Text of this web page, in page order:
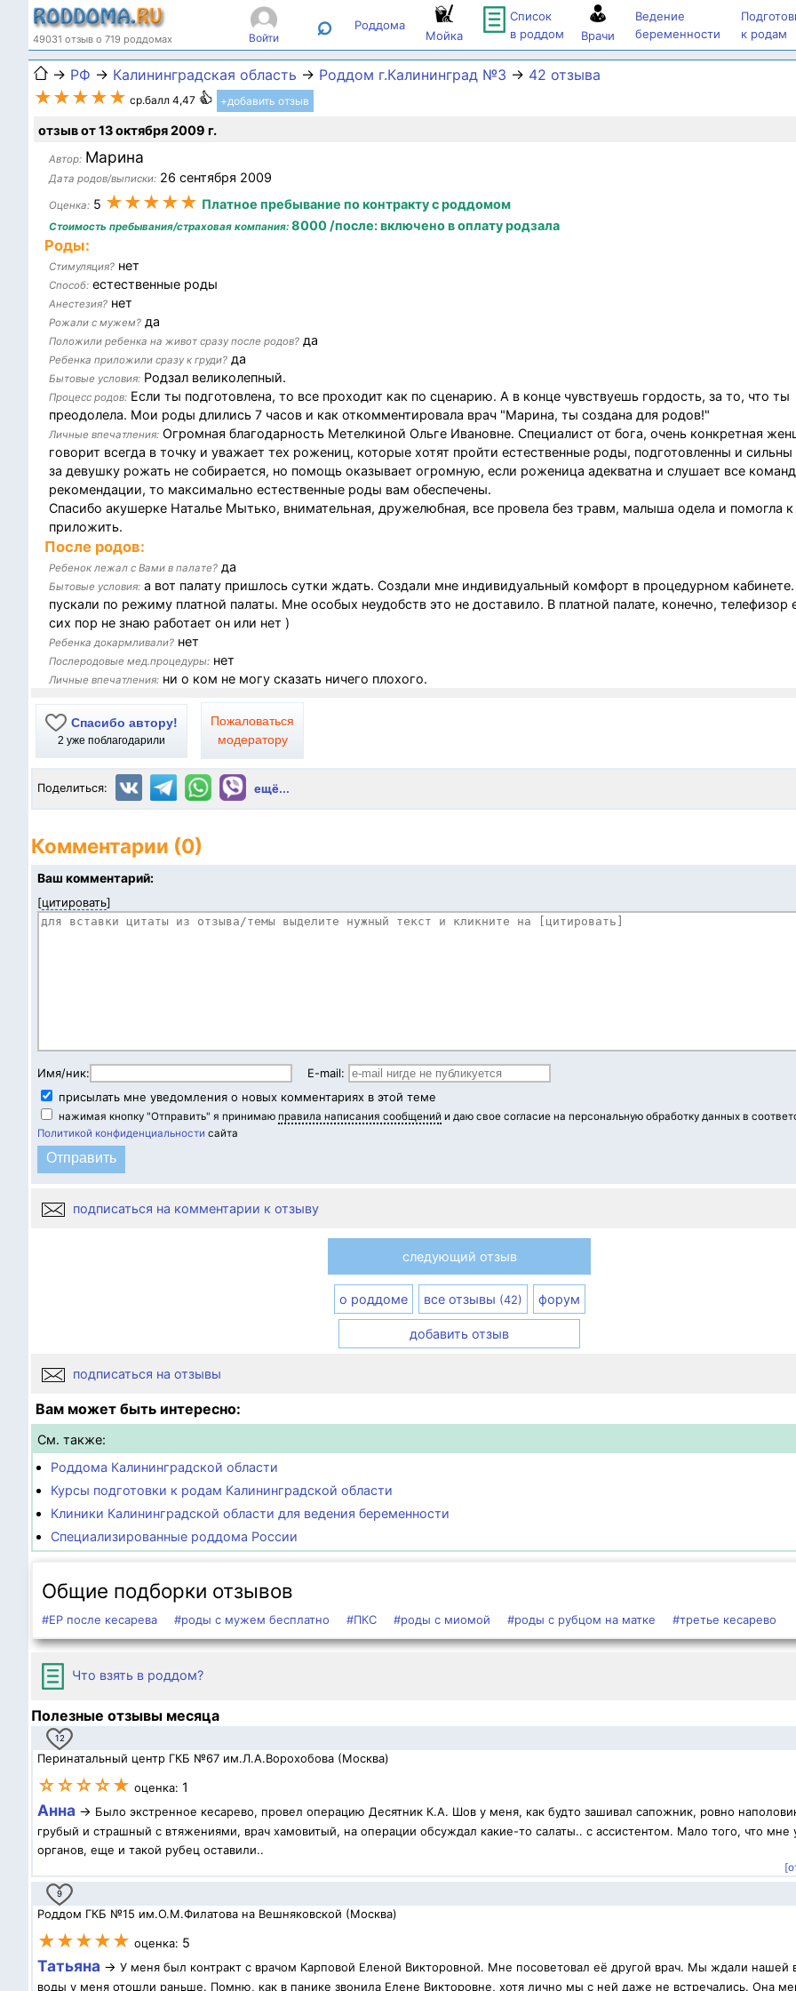
49031 отзыв о 719 роддомах Войти ⌕ Роддома
Мойка
Список
в роддом
Врачи
Ведение
беременности
к родам
→ РФ → Калининградская область → Роддом г.Калининград №3 → 42 отзыва
★★★★★ ср.балл 4,47 +добавить отзыв
отзыв от 13 октября 2009 г.
Автор: Марина
Дата родов/выписки: 26 сентября 2009
Оценка: 5 ★★★★★ Платное пребывание по контракту с роддомом
Стоимость пребывания/страховая компания: 8000 /после: включено в оплату родзала
Роды:
Стимуляция? нет
Способ: естественные роды
Анестезия? нет
Рожали с мужем? да
Положили ребенка на живот сразу после родов? да
Ребенка приложили сразу к груди? да
Бытовые условия: Родзал великолепный.
Процесс родов: Если ты подготовлена, то все проходит как по сценарию. А в конце чувствуешь гордость, за то, что ты
преодолела. Мои роды длились 7 часов и как откомментировала врач "Марина, ты создана для родов!"
Личные впечатления: Огромная благодарность Метелкиной Ольге Ивановне. Специалист от бога, очень конкретная
говорит всегда в точку и уважает тех рожениц, которые хотят пройти естественные роды, подготовленны и
за девушку рожать не собирается, но помощь оказывает огромную, если роженица адекватна и слушает все
рекомендации, то максимально естественные роды вам обеспечены.
Спасибо акушерке Наталье Мытько, внимательная, дружелюбная, все провела без травм, малыша одела и помогла к
приложить.
После родов:
Ребенок лежал с Вами в палате? да
Бытовые условия: а вот палату пришлось сутки ждать. Создали мне индивидуальный комфорт в процедурном
пускали по режиму платной палаты. Мне особых неудобств это не доставило. В платной палате, конечно, телефизор
сих пор не знаю работает он или нет )
Ребенка докармливали? нет
Послеродовые мед.процедуры: нет
Личные впечатления: ни о ком не могу сказать ничего плохого.
Спасибо автору!
2 уже поблагодарили
Пожаловаться
модератору
Поделиться: ещё...
Комментарии (0)
Ваш комментарий:
[цитировать]
Имя/ник:
E-mail:
присылать мне уведомления о новых комментариях в этой теме
нажимая кнопку "Отправить" я принимаю правила написания сообщений и даю свое согласие на персональную обработку данных в
Политикой конфиденциальности сайта
подписаться на комментарии к отзыву
следующий отзыв
о роддоме все отзывы (42) форум
добавить отзыв
подписаться на отзывы
Вам может быть интересно:
См. также:
Роддома Калининградской области
Курсы подготовки к родам Калининградской области
Клиники Калининградской области для ведения беременности
Специализированные роддома России
Общие подборки отзывов
#ЕР после кесарева #роды с мужем бесплатно #ПКС #роды с миомой #роды с рубцом на матке #третье кесарево
Что взять в роддом?
Полезные отзывы месяца
12
Перинатальный центр ГКБ №67 им.Л.А.Ворохобова (Москва)
☆☆☆☆★ оценка: 1
Анна → Было экстренное кесарево, провел операцию Десятник К.А. Шов у меня, как будто зашивал сапожник, ровно
грубый и страшный с втяжениями, врач хамовитый, на операции обсуждал какие-то салаты.. с ассистентом. Мало того, что мне
органов, еще и такой рубец оставили..
9
Роддом ГКБ №15 им.О.М.Филатова на Вешняковской (Москва)
★★★★★ оценка: 5
Татьяна → У меня был контракт с врачом Карповой Еленой Викторовной. Мне посоветовал её другой врач. Мы ждали нашей
воды у меня отошли раньше. Помню, как в панике звонила Елене Викторовне, хотя лично мы с ней даже не встречались. Она